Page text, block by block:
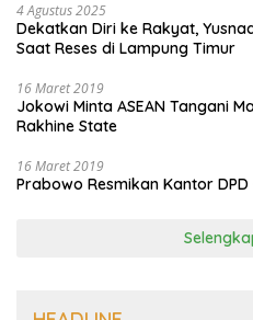
4 Agustus 2025
Dekatkan Diri ke Rakyat,
Saat Reses di Lampung Timur
16 Maret 2019
Jokowi Minta ASEAN Tangani
Rakhine State
16 Maret 2019
Prabowo Resmikan Kantor